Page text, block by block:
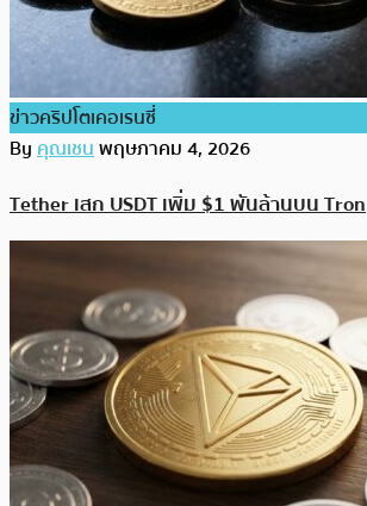
ข่าวคริปโตเคอเรนซี่
Byคุณเชนพฤษภาคม 4, 2026
Tether เสก USDT เพิ่ม $1 พันล้านบน Tron